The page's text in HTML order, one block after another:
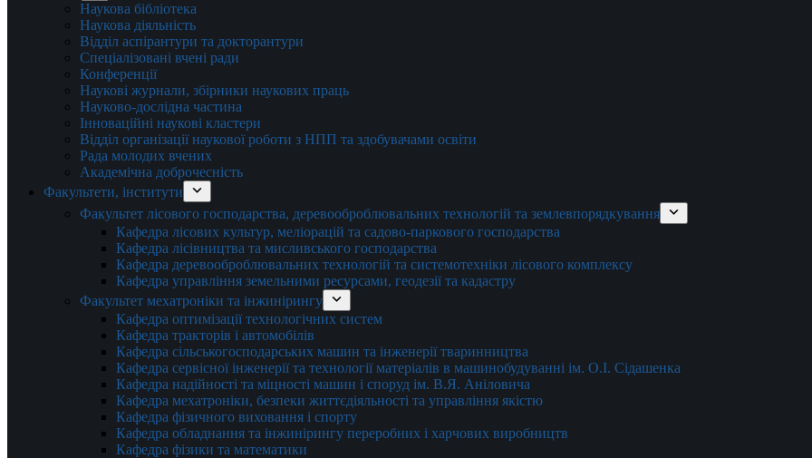
Наукова бібліотека
Наукова діяльність
Відділ аспірантури та докторантури
Спеціалізовані вчені ради
Конференції
Наукові журнали, збірники наукових праць
Науково-дослідна частина
Інноваційні наукові кластери
Відділ організації наукової роботи з НПП та здобувачами освіти
Рада молодих вчених
Академічна доброчесність
Факультети, інститути
Факультет лісового господарства, деревооброблювальних технологій та землевпорядкування
Кафедра лісових культур, меліорацій та садово-паркового господарства
Кафедра лісівництва та мисливського господарства
Кафедра деревооброблювальних технологій та системотехніки лісового комплексу
Кафедра управління земельними ресурсами, геодезії та кадастру
Факультет мехатроніки та інжинірингу
Кафедра оптимізації технологічних систем
Кафедра тракторів і автомобілів
Кафедра сільськогосподарських машин та інженерії тваринництва
Кафедра cервісної інженерії та технології матеріалів в машинобудуванні ім. О.І. Сідашенка
Кафедра надійності та міцності машин і споруд ім. В.Я. Аніловича
Кафедра мехатроніки, безпеки життєдіяльності та управління якістю
Кафедра фізичного виховання і спорту
Кафедра обладнання та інжинірингу переробних і харчових виробництв
Кафедра фізики та математики